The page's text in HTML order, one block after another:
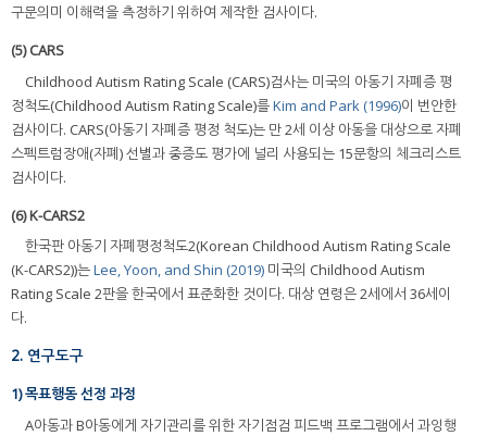
구문의미 이해력을 측정하기 위하여 제작한 검사이다.
(5) CARS
Childhood Autism Rating Scale (CARS)검사는 미국의 아동기 자폐증 평
정척도(Childhood Autism Rating Scale)를Kim and Park (1996)이 번안한
검사이다. CARS(아동기 자폐증 평정 척도)는 만 2세 이상 아동을 대상으로 자폐
스펙트럼장애(자폐) 선별과 중증도 평가에 널리 사용되는 15문항의 체크리스트
검사이다.
(6) K-CARS2
한국판 아동기 자폐평정척도2(Korean Childhood Autism Rating Scale
(K-CARS2))는Lee, Yoon, and Shin (2019) 미국의 Childhood Autism
Rating Scale 2판을 한국에서 표준화한 것이다. 대상 연령은 2세에서 36세이
다.
2. 연구도구
1) 목표행동 선정 과정
A아동과 B아동에게 자기관리를 위한 자기점검 피드백 프로그램에서 과잉행